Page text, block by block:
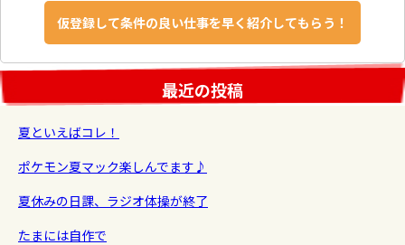
最近の投稿
夏といえばコレ！
ポケモン夏マック楽しんでます♪
夏休みの日課、ラジオ体操が終了
たまには自作で